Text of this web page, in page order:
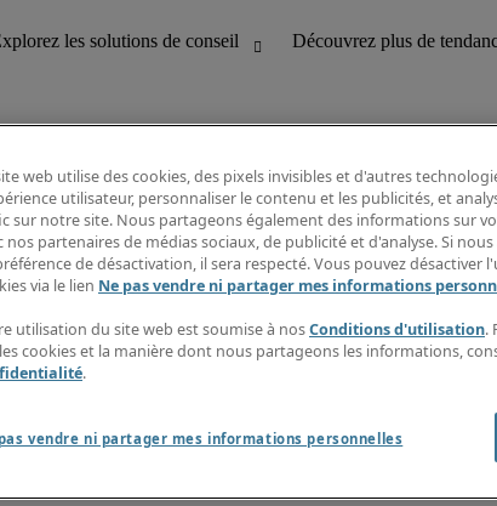
et service client
Découvrez les
Fiches métiers
Guide des Salaire
Timesheets
Créer une alerte
Centre d'informations
web utilise des cookies, des pixels invisibles et d'autres
utilisateur, personnaliser le contenu et les publicités, et
sur notre site. Nous partageons également des informations sur
nos partenaires de médias sociaux, de publicité et d'analyse. Si
de désactivation, il sera respecté. Vous pouvez désactiver
via le lien Ne pas vendre ni partager mes informations
utilisation du site web est soumise à nosConditions d'utilisation.
cookies et la manière dont nous partageons les informations,
.
vendre ni partager mes informations personnelles